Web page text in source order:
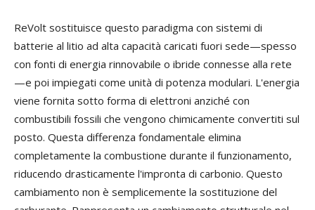
ReVolt sostituisce questo paradigma con sistemi di
batterie al litio ad alta capacità caricati fuori sede—spesso
con fonti di energia rinnovabile o ibride connesse alla rete
—e poi impiegati come unità di potenza modulari. L'energia
viene fornita sotto forma di elettroni anziché con
combustibili fossili che vengono chimicamente convertiti sul
posto. Questa differenza fondamentale elimina
completamente la combustione durante il funzionamento,
riducendo drasticamente l'impronta di carbonio. Questo
cambiamento non è semplicemente la sostituzione del